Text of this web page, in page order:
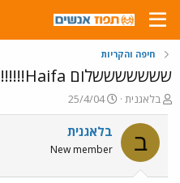
חיפה והקריות
שששששששלום Haifa!!!!!!!!!!!!!!!!!!!
פ
ו
ת
ח
ה
בלאגנית
פ
ו
ר
ם
25/4/04
ב בלאגנית
New member